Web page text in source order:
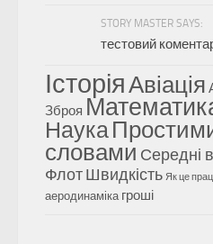
STORY MASTER SAYS:
тестовий
ІсторіяАвіація
Зброя
Наука
словами Середні
Флот Швидкість Як це
аеродинаміка гроші